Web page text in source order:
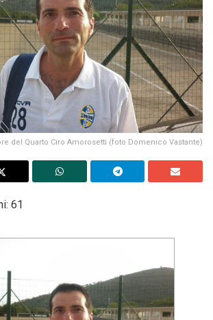
del Quarto Ciro Amorosetti (foto Domenico Vastante)
61